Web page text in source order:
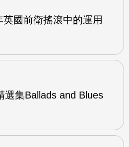
英國前衛搖滾中的運用
選集Ballads and Blues